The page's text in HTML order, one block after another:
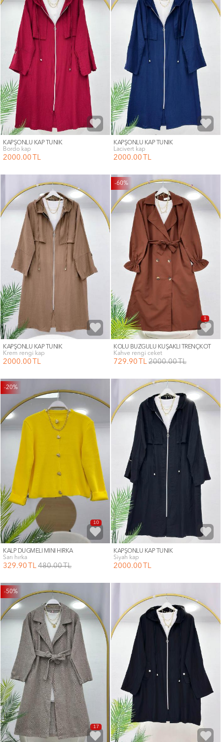
KAPŞONLU KAP TUNİK
bordo kap
2000.00 TL
KAPŞONLU KAP TUNİK
lacivert kap
2000.00 TL
KAPŞONLU KAP TUNİK
krem rengi kap
2000.00 TL
-60%
1
KOLU BÜZGÜLÜ KUŞAKLI TRENÇKOT
kahve rengi ceket
729.90 TL 2000.00TL
-20%
10
KALP DÜĞMELİ MİNİ HIRKA
sarı hırka
329.90 TL 480.00TL
KAPŞONLU KAP TUNİK
siyah kap
2000.00 TL
-50%
17